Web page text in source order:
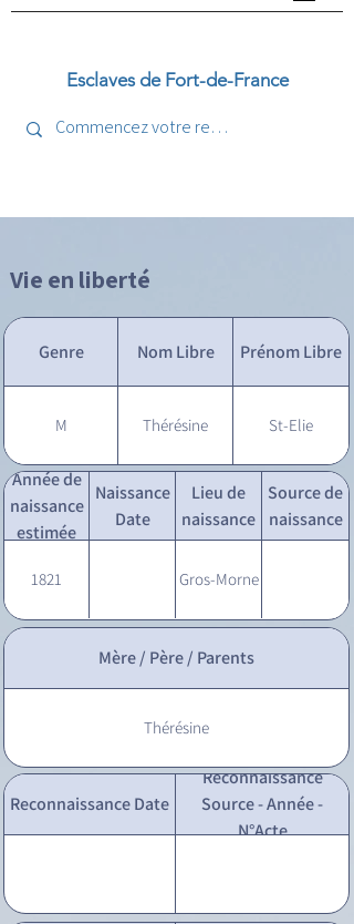
Esclaves de Fort-de-France
Vie en liberté
Genre Nom Libre Prénom Libre
M Thérésine St-Elie
Année de
naissance
estimée
Naissance
Date
Lieu de
naissance
Source de
naissance
1821 Gros-Morne
Mère / Père / Parents
Thérésine
Reconnaissance Date
Reconnaissance
Source - Année -
N°Acte